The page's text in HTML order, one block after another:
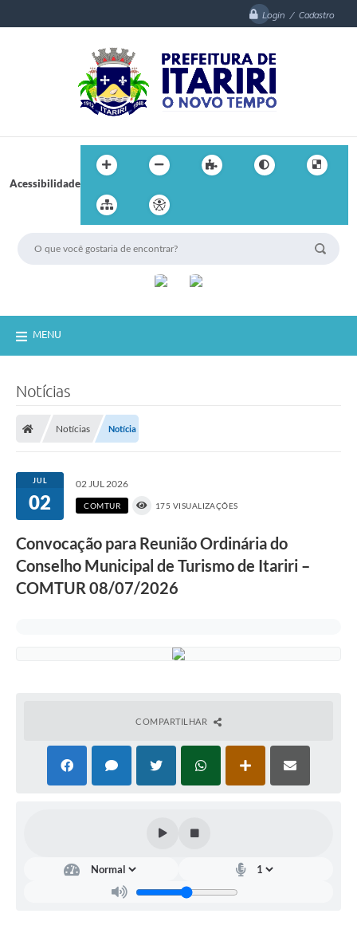
Login / Cadastro
Acessibilidade
MENU
Notícias
Notícias Notícia
JUL
02
02 JUL 2026
COMTUR 175 VISUALIZAÇÕES
Convocação para Reunião Ordinária do
Conselho Municipal de Turismo de Itariri –
COMTUR 08/07/2026
COMPARTILHAR